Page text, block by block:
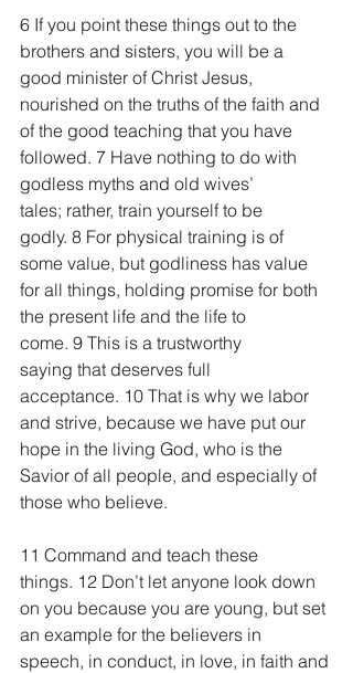
6 If you point these things out to the
brothers and sisters, you will be a
good minister of Christ Jesus,
nourished on the truths of the faith and
of the good teaching that you have
followed. 7 Have nothing to do with
godless myths and old wives’
tales; rather, train yourself to be
godly. 8 For physical training is of
some value, but godliness has value
for all things, holding promise for both
the present life and the life to
come. 9 This is a trustworthy
saying that deserves full
acceptance. 10 That is why we labor
and strive, because we have put our
hope in the living God, who is the
Savior of all people, and especially of
those who believe.
11 Command and teach these
things. 12 Don’t let anyone look down
on you because you are young, but set
an example for the believers in
speech, in conduct, in love, in faith and